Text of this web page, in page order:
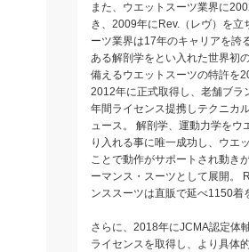
また、ウエットスーツ業界に
き、2009年にRev.（レヴ）を立
ーツ業界は17年のキャリアを誇
ある解剖学をとい入れた世界初
備えるウエットスーツの特許を
2012年に正式取得し、老舗ブラ
年間ライセンス提携しテクニカ
ュース。 解剖学、運動力学をウ
り入れる事に唯一成功し、ウエ
ことで動作がサポートされ動き
ーマンス・スーツとして展開。
ンススーツは直販で延べ1150着
さらに、2018年にJCMA認定体
ライセンスを取得し、より具体